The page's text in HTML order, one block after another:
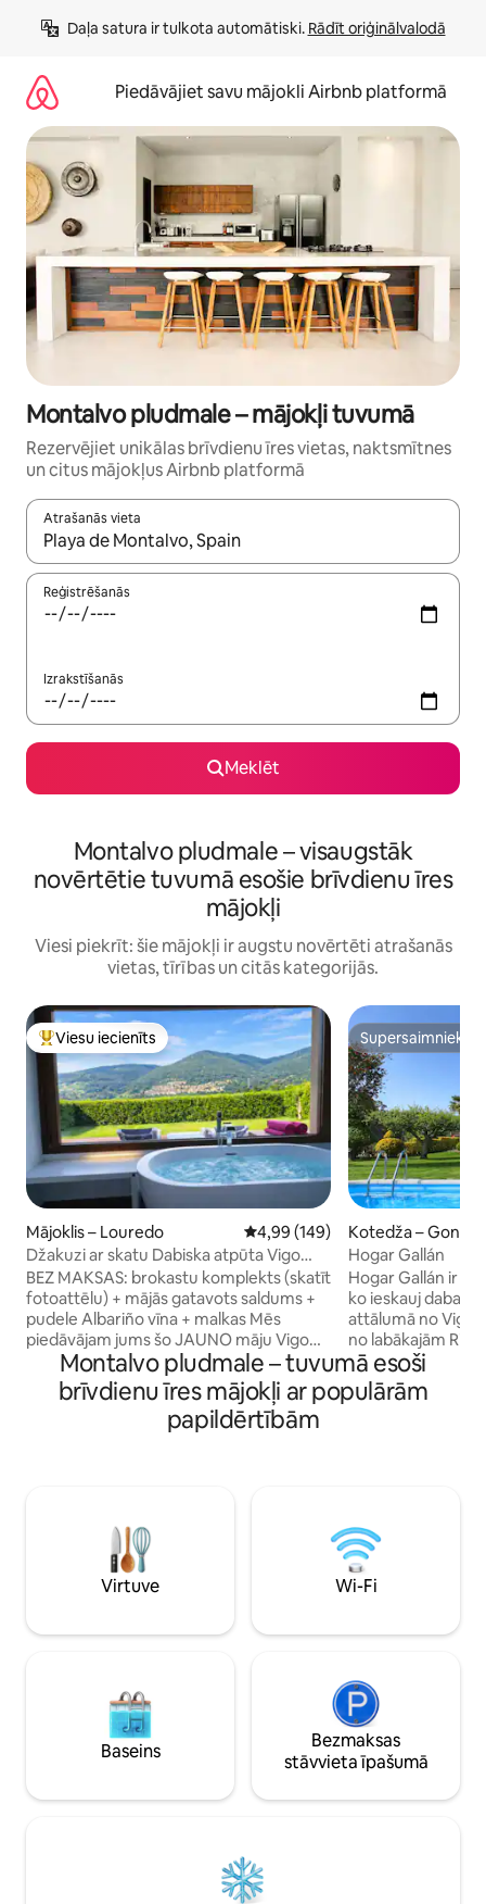
saturu
Daļa satura ir tulkota automātiski. Rādīt oriģinālvalodā
Piedāvājiet savu mājokli Airbnb platformā
Montalvo pludmale – mājokļi tuvumā
Rezervējiet unikālas brīvdienu īres vietas, naktsmītnes
un citus mājokļus Airbnb platformā
Atrašanās vieta
Kad rezultāti kļūs pieejami, izmantojiet bultiņu uz augšu un
Reģistrēšanās
Izrakstīšanās
Meklēt
Montalvo pludmale – visaugstāk
novērtētie tuvumā esošie brīvdienu īres
mājokļi
Viesi piekrīt: šie mājokļi ir augstu novērtēti atrašanās
vietas, tīrības un citās kategorijās.
Populārs viesu iecienīts mājoklis
Viesu iecienīts
Mājoklis – Louredo Vidējais vērtējums: 4,99 no 5,
4,99 (149)
Džakuzi ar skatu Dabiska atpūta Vigo
Rural Mos
BEZ MAKSAS: brokastu komplekts (skatīt
fotoattēlu) + mājās gatavots saldums +
pudele Albariño vīna + malkas Mēs
piedāvājam jums šo JAUNO māju Vigo
nomalē. Tā ir 55 m māja. Mājā ir privāts
dārzs tieši jums, aptuveni 200 m, pilnībā
iežogots un ar pilnīgu privātumu.
Īpašumā ir ekskluzīva autostāvvieta.
Supersaimnieks
Supersaimnieks
Kotedža –
Hogar Gallán
Hogar Gallán ir
ko ieskauj daba
attālumā no Vigo
no labākajām
piedāvā lielisku
brīnišķīgu vidi, kas
veģetāciju pie
Montalvo pludmale – tuvumā esoši
brīvdienu īres mājokļi ar populārām
papildērtībām
Virtuve Wi-Fi
Baseins
Bezmaksas
stāvvieta īpašumā